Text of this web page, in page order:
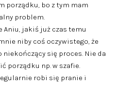
porządku, bo z tym mam
problem.
Aniu, jakiś już czas temu
niby coś oczywistego, że
niekończący się proces. Nie da
porządku np. w szafie.
robi się pranie i